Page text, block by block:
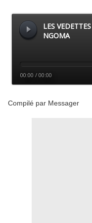
Compilé par Messager